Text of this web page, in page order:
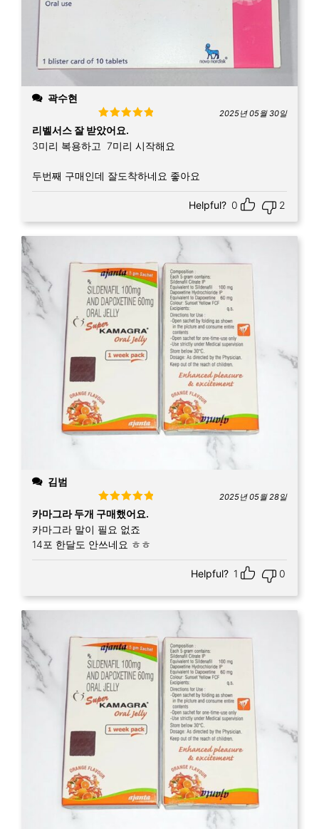
곽수현
Rated
of 5
2025년 05월 30일
리벨서스 잘 받았어요.
3미리 복용하고 7미리 시작해요
두번째 구매인데 잘도착하네요 좋아요
Helpful? 0 2
김범
Rated5out
of 5
2025년 05월 28일
카마그라 두개 구매했어요.
카마그라 말이 필요 없죠
14포 한달도 안쓰네요 ㅎㅎ
Helpful? 1 0